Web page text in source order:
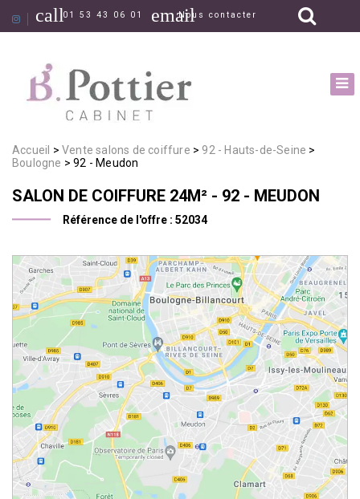
call01 53 43 06 01 emailNous contacter
Accueil Vente salons de coiffure
92 - Hauts-de-Seine
Boulogne
92 - Meudon
SALON DE COIFFURE 24M² - 92 - MEUDON
Référence de l'offre : 52034